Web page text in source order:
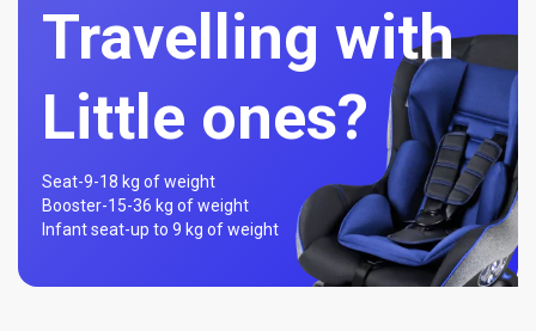
Travelling with
Little ones?
Seat-9-18 kg of weight
Booster-15-36 kg of weight
Infant seat-up to 9 kg of weight